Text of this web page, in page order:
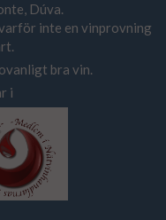
Dúva.
inte en vinprovning
bra vin.
i